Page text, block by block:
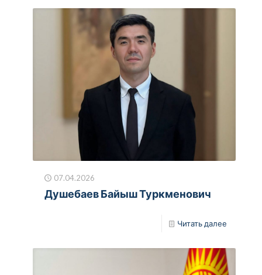
07.04.2026
Душебаев Байыш Туркменович
Читать далее